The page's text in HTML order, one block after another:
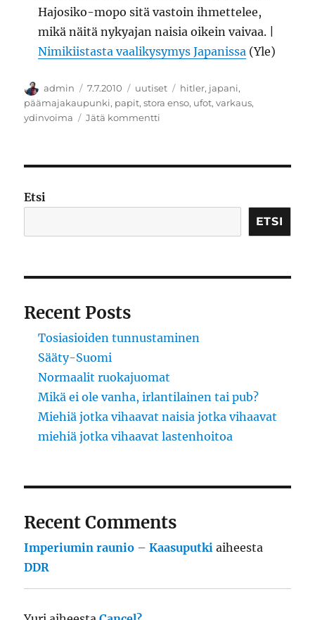
Hajosiko-mopo sitä vastoin ihmettelee,
mikä näitä nykyajan naisia oikein vaivaa. |
Nimikiistasta vaalikysymys Japanissa (Yle)
Kirjoittaja
admin Julkaistu
7.7.2010 Kategoriat
uutiset Avainsanat
hitler, japani,
päämajakaupunki, papit,stora enso, ufot,varkaus,
ydinvoima
Jätä kommentti
Etsi
ETSI
Recent Posts
Tosiasioiden tunnustaminen
Sääty-Suomi
Normaalit ruokajuomat
Mikä ei ole vanha, irlantilainen tai pub?
Miehiä jotka vihaavat naisia jotka vihaavat
miehiä jotka vihaavat lastenhoitoa
Recent Comments
Imperiumin raunio – Kaasuputki aiheesta
DDR